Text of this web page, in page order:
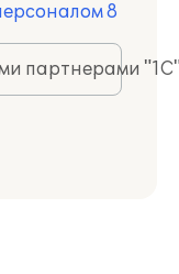
8
партнерами